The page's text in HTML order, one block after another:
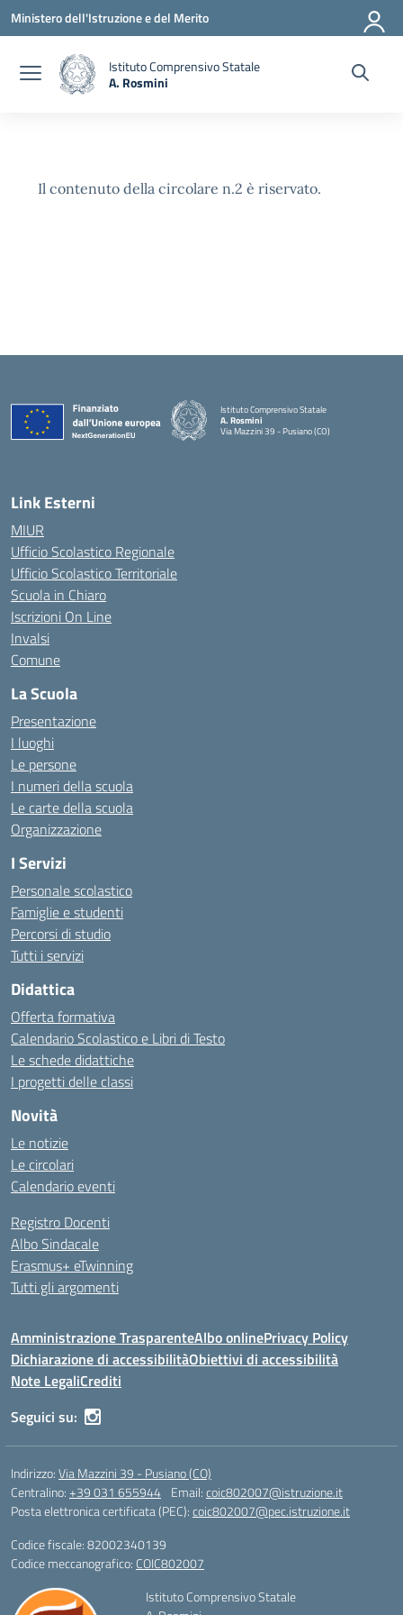
Vai ai contenuti
Vai al menu di navigazione
Vai al footer
Ministero dell'Istruzione e del Merito
Istituto Comprensivo Statale
A. Rosmini
Il contenuto della circolare n.2 è riservato.
Istituto Comprensivo Statale
A. Rosmini
Via Mazzini 39 - Pusiano (CO)
Link Esterni
MIUR
Ufficio Scolastico Regionale
Ufficio Scolastico Territoriale
Scuola in Chiaro
Iscrizioni On Line
Invalsi
Comune
La Scuola
Presentazione
I luoghi
Le persone
I numeri della scuola
Le carte della scuola
Organizzazione
I Servizi
Personale scolastico
Famiglie e studenti
Percorsi di studio
Tutti i servizi
Didattica
Offerta formativa
Calendario Scolastico e Libri di Testo
Le schede didattiche
I progetti delle classi
Novità
Le notizie
Le circolari
Calendario eventi
Registro Docenti
Albo Sindacale
Erasmus+ eTwinning
Tutti gli argomenti
Amministrazione TrasparenteAlbo onlinePrivacy Policy
Dichiarazione di accessibilitàObiettivi di accessibilità
Note LegaliCrediti
Seguici su:
Indirizzo:Via Mazzini 39 - Pusiano (CO)
Centralino:+39 031 655944 Email:coic802007@istruzione.it
Posta elettronica certificata (PEC):coic802007@pec.istruzione.it
Codice fiscale: 82002340139
Codice meccanografico: COIC802007
Istituto Comprensivo Statale